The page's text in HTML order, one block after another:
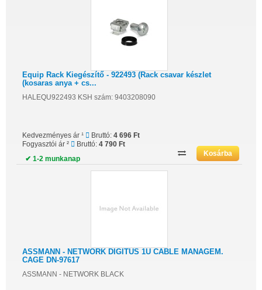
Equip Rack Kiegészítő - 922493 (Rack csavar készlet
(kosaras anya + cs...
HALEQU922493 KSH szám: 9403208090
Kedvezményes ár ¹ Bruttó: 4 696 Ft
Fogyasztói ár ²
Bruttó: 4 790 Ft
✔ 1-2 munkanap
ASSMANN - NETWORK DIGITUS 1U CABLE MANAGEM.
CAGE DN-97617
ASSMANN - NETWORK BLACK